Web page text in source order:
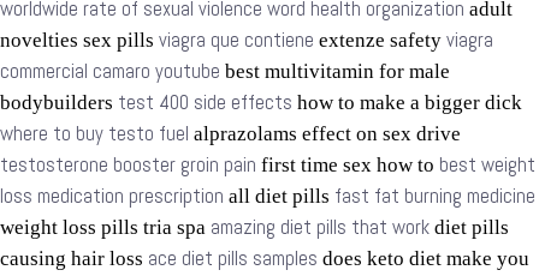
worldwide rate of sexual violence word health organization adult
novelties sex pills viagra que contiene extenze safety viagra
commercial camaro youtube best multivitamin for male
bodybuilders test 400 side effects how to make a bigger dick
where to buy testo fuel alprazolams effect on sex drive
testosterone booster groin pain first time sex how to best weight
loss medication prescription all diet pills fast fat burning medicine
weight loss pills tria spa amazing diet pills that work diet pills
causing hair loss ace diet pills samples does keto diet make you